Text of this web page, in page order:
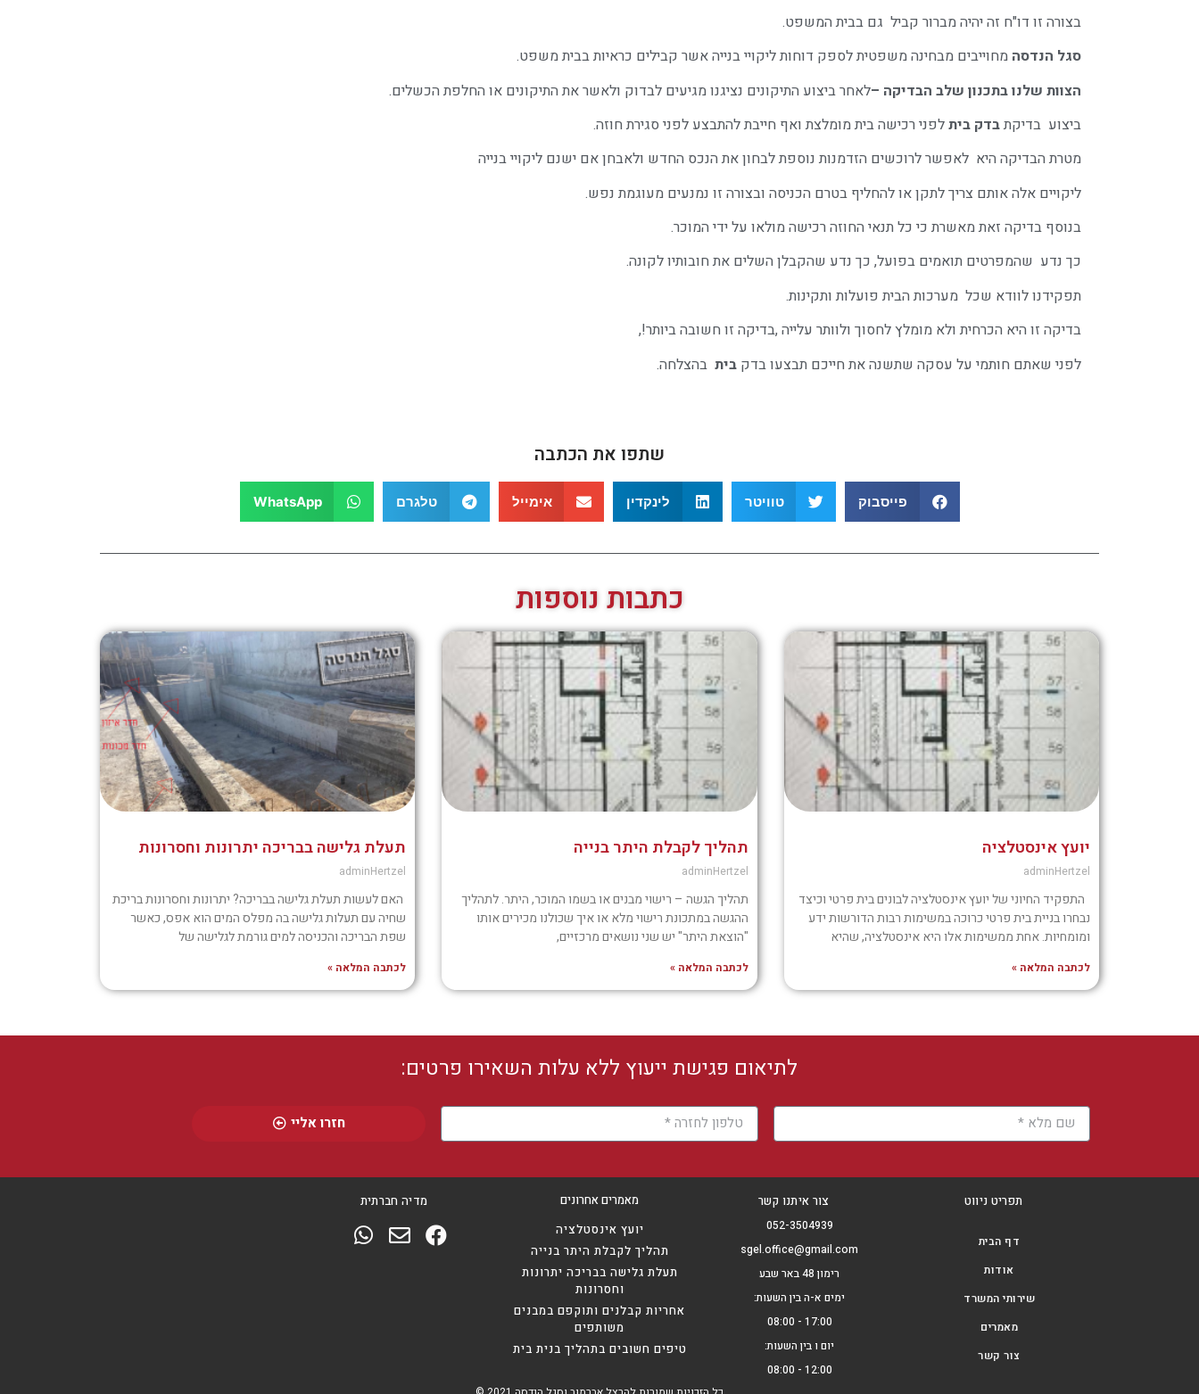
בצורה זו דו"ח זה יהיה מברור קביל גם בבית המשפט.
סגל הנדסה מחוייבים מבחינה משפטית לספק דוחות ליקויי בנייה אשר קבילים כראיות בבית משפט.
הצוות שלנו בתכנון שלב הבדיקה –לאחר ביצוע התיקונים נציגנו מגיעים לבדוק ולאשר את התיקונים או החלפת הכשלים.
ביצוע בדיקתבדק ביתלפני רכישה בית מומלצת ואף חייבת להתבצע לפני סגירת חוזה.
מטרת הבדיקה היא לאפשר לרוכשים הזדמנות נוספת לבחון את הנכס החדש ולאבחן אם ישנם ליקויי בנייה
ליקויים אלה אותם צריך לתקן או להחליף בטרם הכניסה ובצורה זו נמנעים מעוגמת נפש.
בנוסף בדיקה זאת מאשרת כי כל תנאי החוזה רכישה מולאו על ידי המוכר.
כך נדע שהמפרטים תואמים בפועל, כך נדע שהקבלן השלים את חובותיו לקונה.
תפקידנו לוודא שכל מערכות הבית פועלות ותקינות.
בדיקה זו היא הכרחית ולא מומלץ לחסוך ולוותר עלייה ,בדיקה זו חשובה ביותר!,
לפני שאתם חותמי על עסקה שתשנה את חייכם תבצעו בדק בית בהצלחה.
שתפו את הכתבה
פייסבוק טוויטר לינקדין אימייל טלגרם WhatsApp
כתבות נוספות
יועץ אינסטלציה
adminHertzel
התפקיד החיוני של יועץ אינסטלציה לבונים בית פרטי וכיצד
נבחרו בניית בית פרטי כרוכה במשימות רבות הדורשות ידע
ומומחיות. אחת ממשימות אלו היא אינסטלציה, שהיא
לכתבה המלאה »
תהליך לקבלת היתר בנייה
adminHertzel
תהליך הגשה – רישוי מבנים או בשמו המוכר, היתר. לתהליך
ההגשה במתכונת רישוי מלא או איך שכולנו מכירים אותו
"הוצאת היתר" יש שני נושאים מרכזיים,
לכתבה המלאה »
תעלת גלישה בבריכה יתרונות וחסרונות
adminHertzel
האם לעשות תעלת גלישה בבריכה? יתרונות וחסרונות בריכת
שחיה עם תעלות גלישה בה מפלס המים הוא אפס, כאשר
שפת הבריכה והכניסה למים גורמת לגלישה של
לכתבה המלאה »
לתיאום פגישת ייעוץ ללא עלות השאירו פרטים:
חזרו אליי
תפריט ניווט
דף הבית
אודות
שירותי המשרד
מאמרים
צור קשר
צור איתנו קשר
052-3504939
sgel.office@gmail.com
רימון 48 באר שבע
ימים א-ה בין השעות:
17:00 - 08:00
יום ו בין השעות:
12:00 - 08:00
מאמרים אחרונים
יועץ אינסטלציה
תהליך לקבלת היתר בנייה
תעלת גלישה בבריכה יתרונות
וחסרונות
אחריות קבלנים ותוקפם במבנים
משותפים
טיפים חשובים בתהליך בנית בית
מדיה חברתית